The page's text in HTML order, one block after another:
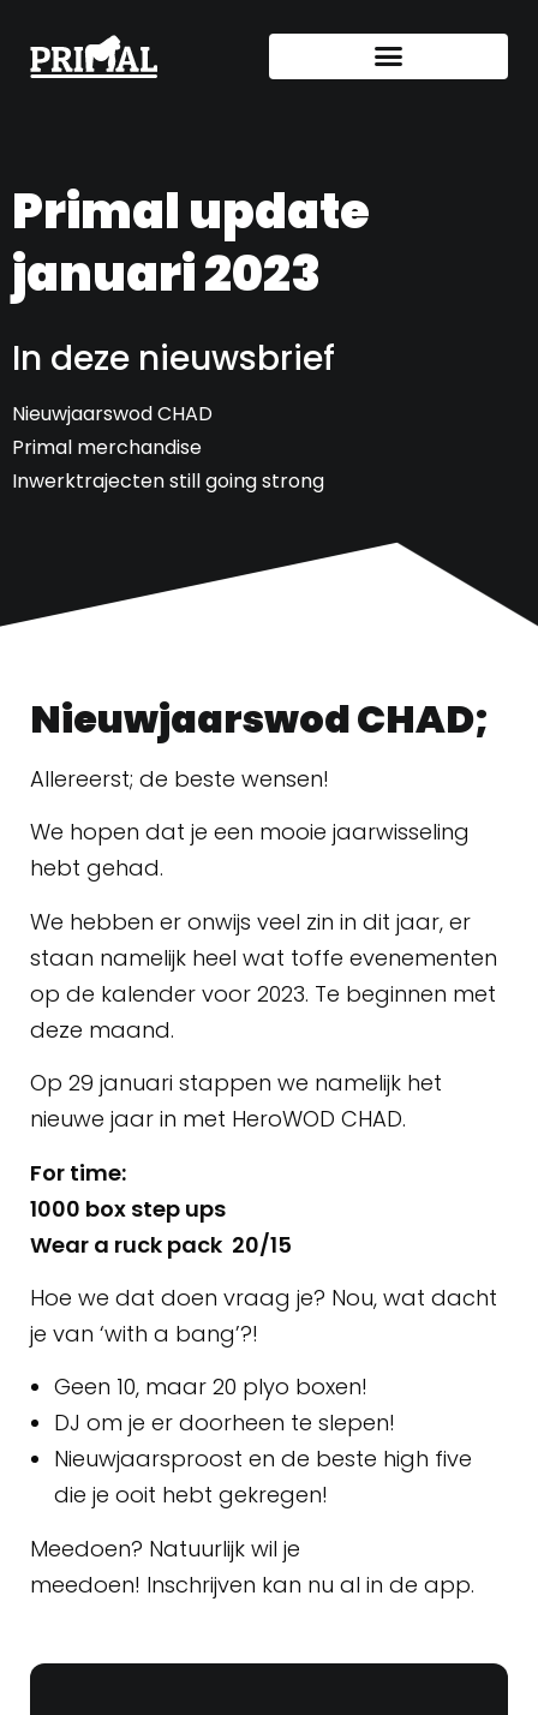
Primal update
januari 2023
In deze nieuwsbrief
Nieuwjaarswod CHAD
Primal merchandise
Inwerktrajecten still going strong
Nieuwjaarswod CHAD;
Allereerst; de beste wensen!
We hopen dat je een mooie jaarwisseling
hebt gehad.
We hebben er onwijs veel zin in dit jaar, er
staan namelijk heel wat toffe evenementen
op de kalender voor 2023. Te beginnen met
deze maand.
Op 29 januari stappen we namelijk het
nieuwe jaar in met HeroWOD CHAD.
For time:
1000 box step ups
Wear a ruck pack 20/15
Hoe we dat doen vraag je? Nou, wat dacht
je van ‘with a bang’?!
Geen 10, maar 20 plyo boxen!
DJ om je er doorheen te slepen!
Nieuwjaarsproost en de beste high five
die je ooit hebt gekregen!
Meedoen? Natuurlijk wil je
meedoen! Inschrijven kan nu al in de app.